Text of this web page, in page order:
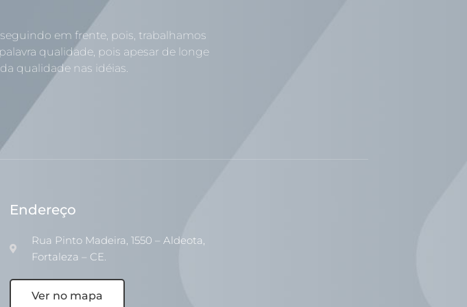
em frente, pois, trabalhamos
qualidade, pois apesar de longe
qualidade nas idéias.
Endereço
Rua Pinto Madeira, 1550 – Aldeota,
Fortaleza – CE.
Ver no mapa